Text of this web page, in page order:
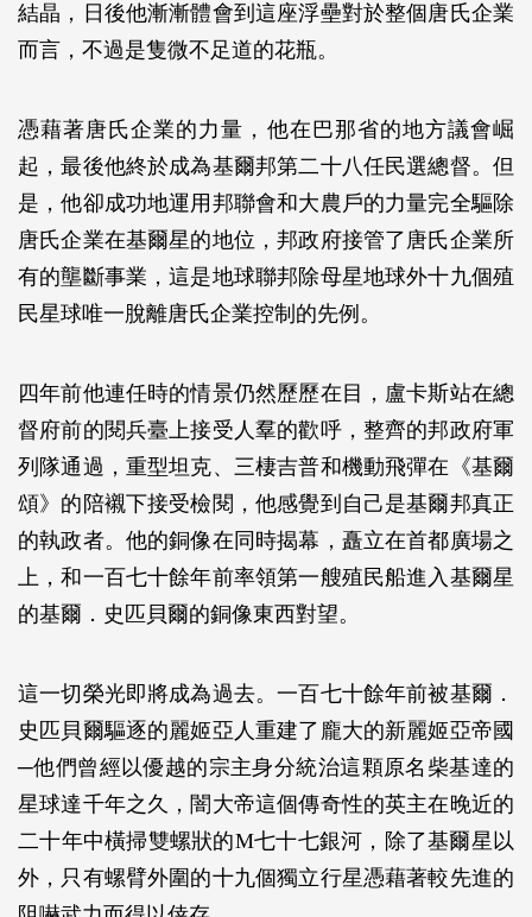
結晶，日後他漸漸體會到這座浮壘對於整個唐氏企業
而言，不過是隻微不足道的花瓶。
憑藉著唐氏企業的力量，他在巴那省的地方議會崛
起，最後他終於成為基爾邦第二十八任民選總督。但
是，他卻成功地運用邦聯會和大農戶的力量完全驅除
唐氏企業在基爾星的地位，邦政府接管了唐氏企業所
有的壟斷事業，這是地球聯邦除母星地球外十九個殖
民星球唯一脫離唐氏企業控制的先例。
四年前他連任時的情景仍然歷歷在目，盧卡斯站在總
督府前的閱兵臺上接受人羣的歡呼，整齊的邦政府軍
列隊通過，重型坦克、三棲吉普和機動飛彈在《基爾
頌》的陪襯下接受檢閱，他感覺到自己是基爾邦真正
的執政者。他的銅像在同時揭幕，矗立在首都廣場之
上，和一百七十餘年前率領第一艘殖民船進入基爾星
的基爾．史匹貝爾的銅像東西對望。
這一切榮光即將成為過去。一百七十餘年前被基爾．
史匹貝爾驅逐的麗姬亞人重建了龐大的新麗姬亞帝國
─他們曾經以優越的宗主身分統治這顆原名柴基達的
星球達千年之久，闇大帝這個傳奇性的英主在晚近的
二十年中橫掃雙螺狀的M七十七銀河，除了基爾星以
外，只有螺臂外圍的十九個獨立行星憑藉著較先進的